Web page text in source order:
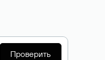
Проверить